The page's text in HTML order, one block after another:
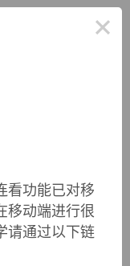
×
看功能已对移
移动端进行很
请通过以下链